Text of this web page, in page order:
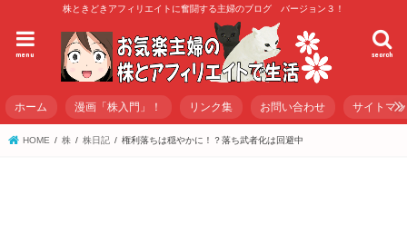
株ときどきアフィリエイトに奮闘する主婦のブログ バージョン３！
search
menu
ホーム 漫画「株入門」！ リンク集 お問い合わせ サイトマ
HOME 株 株日記 権利落ちは穏やかに！？落ち武者化は回避中